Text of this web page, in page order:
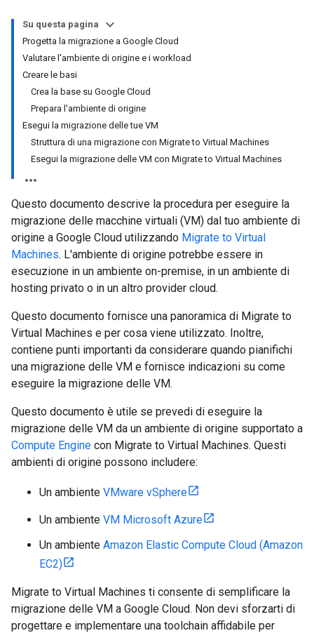
Su questa pagina
Progetta la migrazione a Google Cloud
Valutare l'ambiente di origine e i workload
Creare le basi
Crea la base su Google Cloud
Prepara l'ambiente di origine
Esegui la migrazione delle tue VM
Struttura di una migrazione con Migrate to Virtual Machines
Esegui la migrazione delle VM con Migrate to Virtual Machines
Questo documento descrive la procedura per eseguire la
migrazione delle macchine virtuali (VM) dal tuo ambiente di
origine a Google Cloud utilizzando Migrate to Virtual
Machines. L'ambiente di origine potrebbe essere in
esecuzione in un ambiente on-premise, in un ambiente di
hosting privato o in un altro provider cloud.
Questo documento fornisce una panoramica di Migrate to
Virtual Machines e per cosa viene utilizzato. Inoltre,
contiene punti importanti da considerare quando pianifichi
una migrazione delle VM e fornisce indicazioni su come
eseguire la migrazione delle VM.
Questo documento è utile se prevedi di eseguire la
migrazione delle VM da un ambiente di origine supportato a
Compute Engine con Migrate to Virtual Machines. Questi
ambienti di origine possono includere:
Un ambiente VMware vSphere
Un ambiente VM Microsoft Azure
Un ambiente Amazon Elastic Compute Cloud (Amazon
EC2)
Migrate to Virtual Machines ti consente di semplificare la
migrazione delle VM a Google Cloud. Non devi sforzarti di
progettare e implementare una toolchain affidabile per